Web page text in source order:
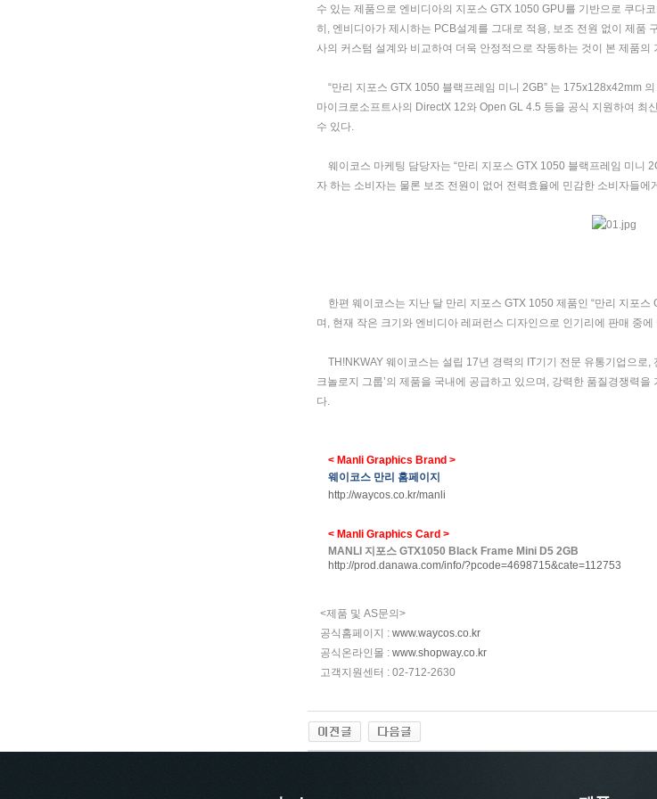
수 있는 제품으로 엔비디아의 지포스 GTX 1050 GPU를 기반으로 쿠다코
히 , 엔비디아가 제시하는 PCB설계를 그대로 적용, 보조 전원 없이 제품
사의 커스텀 설계와 비교하여 더욱 안정적으로 작동하는 것이 본 제품의
“만리 지포스 GTX 1050 블랙프레임 미니2GB” 는 175x128x42mm
마이크로소프트사의 DirectX 12와 Open GL 4.5 등을 공식 지원하여 최
수 있다.
웨이코스 마케팅 담당자는 “만리 지포스 GTX 1050 블랙프레임 미니
자 하는 소비자는 물론 보조 전원이 없어 전력효율에 민감한 소비자들에
한편 웨이코스는 지난 달 만리 지포스 GTX 1050제품인 “만리 지포스
며 , 현재 작은 크기와 엔비디아 레퍼런스 디자인으로 인기리에 판매 중에
TH!NKWAY웨이코스는 설립 17년 경력의 IT기기 전문 유통기업으로,
크놀로지 그룹’의 제품을 국내에 공급하고 있으며 , 강력한 품질경쟁력을
다.
< Manli Graphics Brand >
웨이코스 만리 홈페이지
http://waycos.co.kr/manli
< Manli Graphics Card >
MANLI 지포스 GTX1050 Black Frame Mini D5 2GB
http://prod.danawa.com/info/?pcode=4698715&cate=112753
<제품 및 AS문의 >
공식홈페이지 : www.waycos.co.kr
공식온라인몰 : www.shopway.co.kr
고객지원센터 : 02-712-2630